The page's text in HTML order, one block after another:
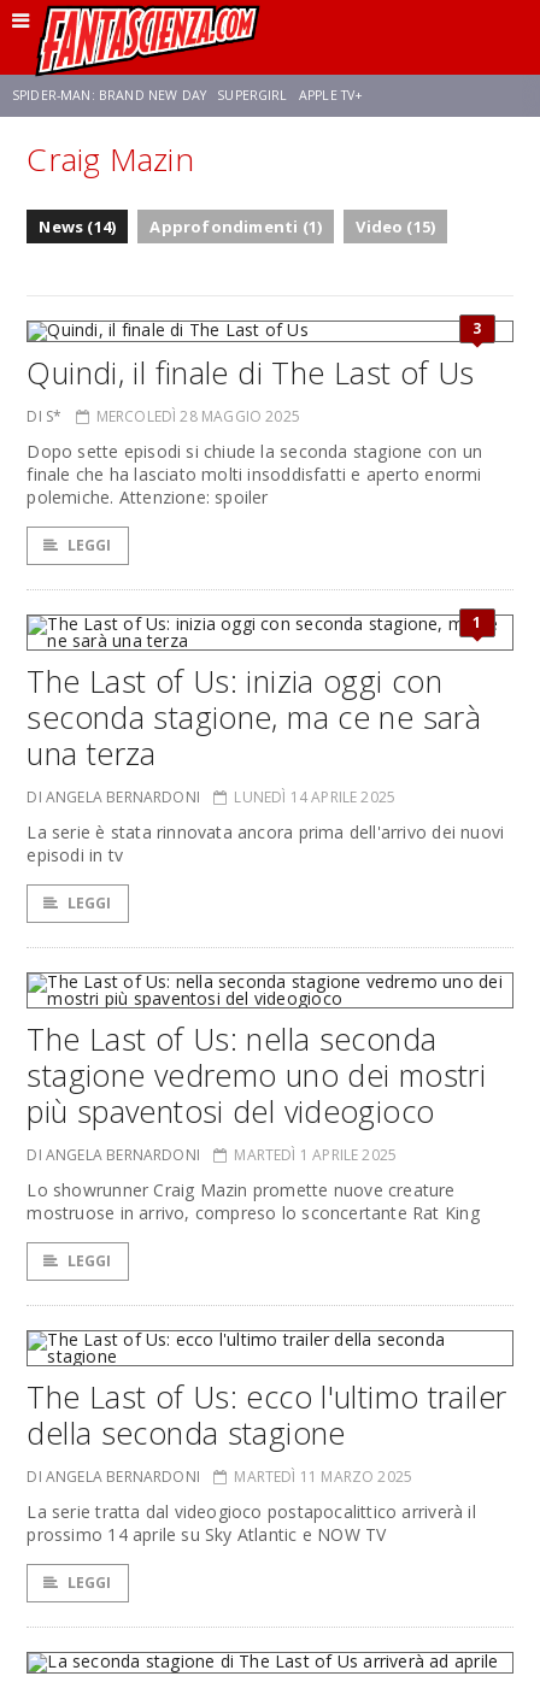
SPIDER-MAN: BRAND NEW DAY SUPERGIRL APPLE TV+
FRANCO RICCIARDIELLO ZENDAYA
Craig Mazin
News (14) Approfondimenti (1) Video (15)
3
Quindi, il finale di The Last of Us
DI S* MERCOLEDÌ 28 MAGGIO 2025
Dopo sette episodi si chiude la seconda stagione con un
finale che ha lasciato molti insoddisfatti e aperto enormi
polemiche. Attenzione: spoiler
LEGGI
1
The Last of Us: inizia oggi con
seconda stagione, ma ce ne sarà
una terza
DI ANGELA BERNARDONI LUNEDÌ 14 APRILE 2025
La serie è stata rinnovata ancora prima dell'arrivo dei nuovi
episodi in tv
LEGGI
The Last of Us: nella seconda
stagione vedremo uno dei mostri
più spaventosi del videogioco
DI ANGELA BERNARDONI MARTEDÌ 1 APRILE 2025
Lo showrunner Craig Mazin promette nuove creature
mostruose in arrivo, compreso lo sconcertante Rat King
LEGGI
The Last of Us: ecco l'ultimo trailer
della seconda stagione
DI ANGELA BERNARDONI MARTEDÌ 11 MARZO 2025
La serie tratta dal videogioco postapocalittico arriverà il
prossimo 14 aprile su Sky Atlantic e NOW TV
LEGGI